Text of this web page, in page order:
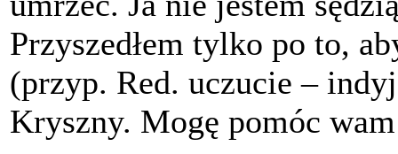
Przyszedłem tylko po to,
(przyp. Red. uczucie –
Kryszny. Mogę pomóc